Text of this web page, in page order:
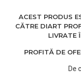
ACEST PRODUS
CĂTRE DIART
LIVRATE
PROFITĂ DE
De